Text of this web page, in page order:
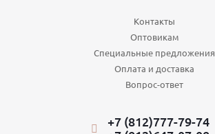
Контакты
Оптовикам
Специальные предложения
Оплата и доставка
Вопрос-ответ
+7 (812)777-79-74